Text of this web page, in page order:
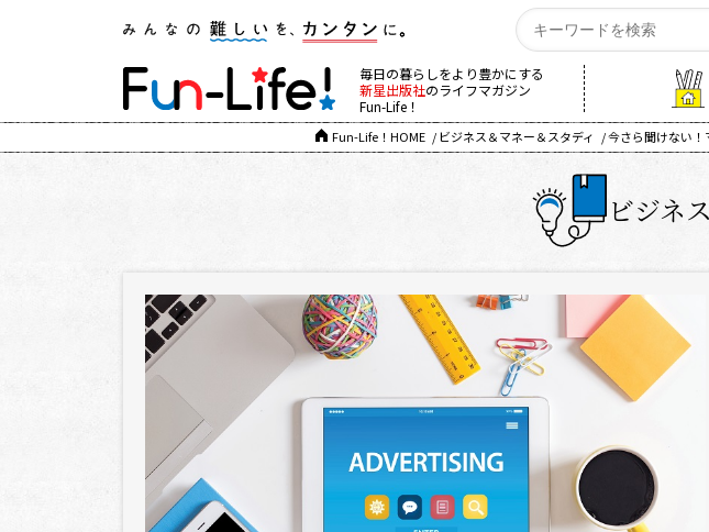
毎日の暮らしをより豊かにする
新星出版社のライフマガジン
Fun-Life！
Fun-Life！HOME ビジネス＆マネー＆スタディ 今さら聞けない
ビジネ